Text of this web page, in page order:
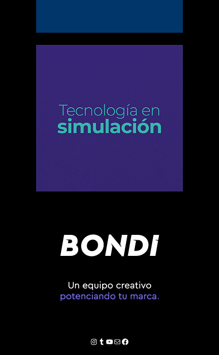
Instagram
Tumblr
YouTube
Correo electrónico
Facebook